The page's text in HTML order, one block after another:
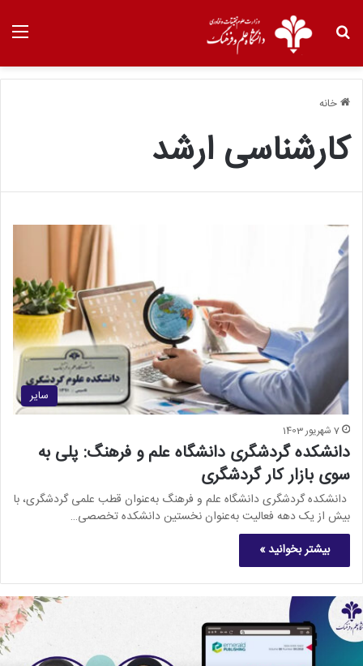
خانه
کارشناسی ارشد
سایر
7 شهریور 1403
دانشکده گردشگری دانشگاه علم و فرهنگ: پلی به
سوی بازار کار گردشگری
دانشکده گردشگری دانشگاه علم و فرهنگ به‌عنوان قطب علمی گردشگری، با
بیش از یک دهه فعالیت به‌عنوان نخستین دانشکده تخصصی…
بیشتر بخوانید »